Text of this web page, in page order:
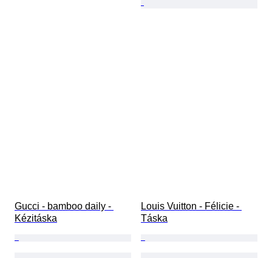
Gucci - bamboo daily -
Kézitáska
Louis Vuitton - Félicie -
Táska